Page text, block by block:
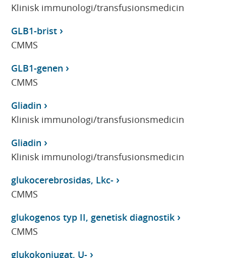
Klinisk immunologi/transfusionsmedicin
GLB1-brist
CMMS
GLB1-genen
CMMS
Gliadin
Klinisk immunologi/transfusionsmedicin
Gliadin
Klinisk immunologi/transfusionsmedicin
glukocerebrosidas, Lkc-
CMMS
glukogenos typ II, genetisk diagnostik
CMMS
glukokonjugat, U-